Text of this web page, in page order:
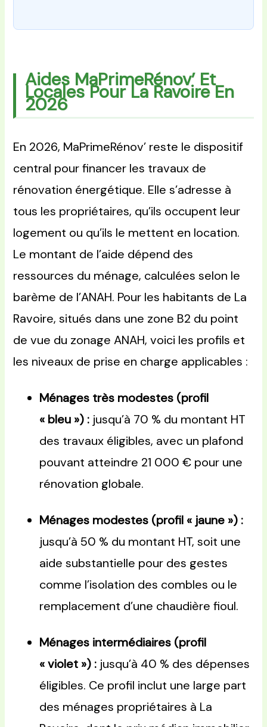
Aides MaPrimeRénov’ Et
Locales Pour La Ravoire En
2026
En 2026, MaPrimeRénov’ reste le dispositif
central pour financer les travaux de
rénovation énergétique. Elle s’adresse à
tous les propriétaires, qu’ils occupent leur
logement ou qu’ils le mettent en location.
Le montant de l’aide dépend des
ressources du ménage, calculées selon le
barème de l’ANAH. Pour les habitants de La
Ravoire, situés dans une zone B2 du point
de vue du zonage ANAH, voici les profils et
les niveaux de prise en charge applicables :
Ménages très modestes (profil
« bleu ») : jusqu’à 70 % du montant HT
des travaux éligibles, avec un plafond
pouvant atteindre 21 000 € pour une
rénovation globale.
Ménages modestes (profil « jaune ») :
jusqu’à 50 % du montant HT, soit une
aide substantielle pour des gestes
comme l’isolation des combles ou le
remplacement d’une chaudière fioul.
Ménages intermédiaires (profil
« violet ») : jusqu’à 40 % des dépenses
éligibles. Ce profil inclut une large part
des ménages propriétaires à La